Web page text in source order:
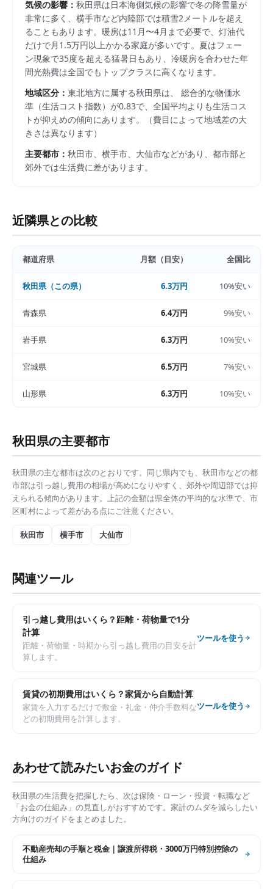
気候の影響： 秋田県は日本海側気候の影響で冬の降雪量が
非常に多く、横手市など内陸部では積雪2メートルを超え
ることもあります。暖房は11月〜4月まで必要で、灯油代
だけで月1.5万円以上かかる家庭が多いです。夏はフェー
ン現象で35度を超える猛暑日もあり、冷暖房を合わせた年
間光熱費は全国でもトップクラスに高くなります。
地域区分： 東北地方に属する秋田県は、 総合的な物価水
準（生活コスト指数）が0.83で、 全国平均よりも生活コス
トが抑えめの傾向にあります。
（費目によって地域差の大
きさは異なります）
主要都市： 秋田市、横手市、大仙市などがあり、都市部と
郊外では生活費に差があります。
近隣県との比較
都道府県 月額（目安） 全国比
秋田県（この県） 6.3万円 10%安い
青森県 6.4万円 9%安い
岩手県 6.3万円 10%安い
宮城県 6.5万円 7%安い
山形県 6.3万円 10%安い
秋田県の主要都市
秋田県の主な都市は次のとおりです。同じ県内でも、 秋田市などの都
市部は引っ越し費用の相場が高めになりやすく、郊外や周辺部では抑
えられる傾向があります。上記の金額は県全体の平均的な水準で、市
区町村によって差がある点にご注意ください。
秋田市 横手市 大仙市
関連ツール
引っ越し費用はいくら？距離・荷物量で1分
計算
距離・荷物量・時期から引っ越し費用の目安を計
算します。
ツールを使う
賃貸の初期費用はいくら？家賃から自動計算
家賃を入力するだけで敷金・礼金・仲介手数料な
どの初期費用を計算します。
ツールを使う
あわせて読みたいお金のガイド
秋田県の生活費を把握したら、次は保険・ローン・投資・転職など
「お金の仕組み」の見直しがおすすめです。家計のムダを減らしたい
方向けのガイドをまとめました。
不動産売却の手順と税金｜譲渡所得税・3000万円特別控除の
仕組み